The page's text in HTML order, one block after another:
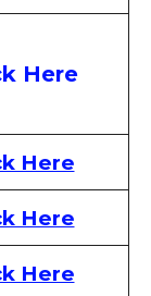
Here
Here
Here
Here